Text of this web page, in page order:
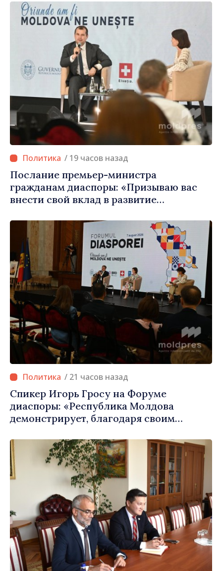
/ 19 часов назад
Послание премьер-министра
гражданам диаспоры: «Призываю вас
внести свой вклад в развитие
/ 21 часов назад
Спикер Игорь Гросу на Форуме
диаспоры: «Республика Молдова
демонстрирует, благодаря своим
заслуживает стать частью большой
европейской семьи»